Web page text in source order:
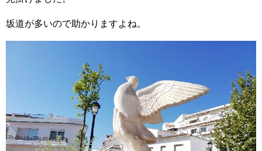
坂道が多いので助かりますよね。